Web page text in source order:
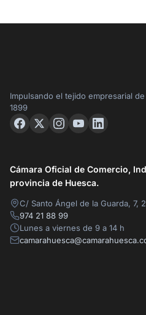
Impulsando el tejido empresarial
1899
Cámara Oficial de Comercio,
provincia de Huesca.
C/ Santo Ángel de la Guarda, 7,
974 21 88 99
Lunes a viernes de 9 a 14 h